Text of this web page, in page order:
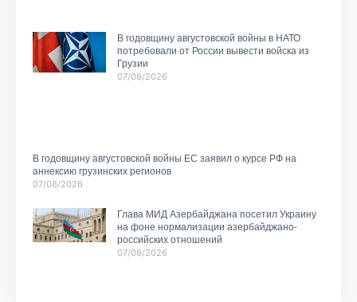
В годовщину августовской войны в НАТО
потребовали от России вывести войска из
Грузии
07/08/2026
В годовщину августовской войны ЕС заявил о курсе РФ на
аннексию грузинских регионов
07/08/2026
Глава МИД Азербайджана посетил Украину
на фоне нормализации азербайджано-
российских отношений
07/08/2026